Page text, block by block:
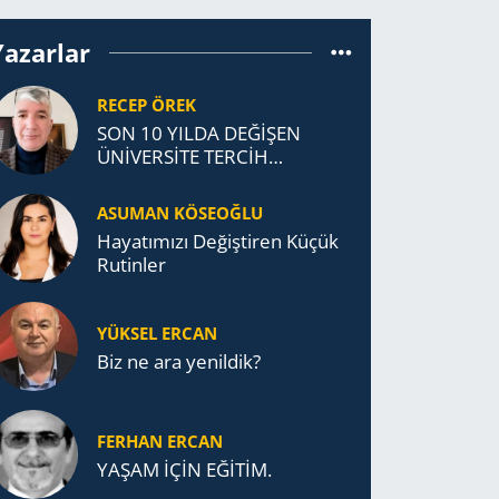
RECEP ÖREK
SON 10 YILDA DEĞİŞEN
ÜNİVERSİTE TERCİH
ASUMAN KÖSEOĞLU
Ha­ya­tı­mı­zı De­ğiş­ti­ren Küçük
Ru­tin­ler
YÜKSEL ERCAN
Biz ne ara yenildik?
FERHAN ERCAN
YAŞAM İÇİN EĞİTİM.